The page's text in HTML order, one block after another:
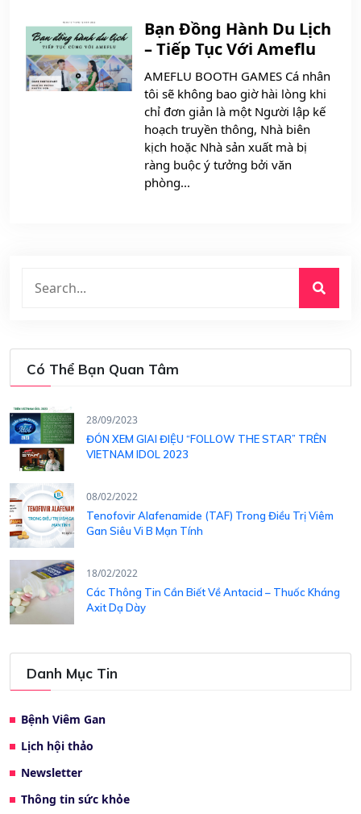
Bạn Đồng Hành Du Lịch
– Tiếp Tục Với Ameflu
AMEFLU BOOTH GAMES Cá nhân
tôi sẽ không bao giờ hài lòng khi
chỉ đơn giản là một Người lập kế
hoạch truyền thông, Nhà biên
kịch hoặc Nhà sản xuất mà bị
ràng buộc ý tưởng bởi văn
phòng...
Có Thể Bạn Quan Tâm
28/09/2023
ĐÓN XEM GIAI ĐIỆU “FOLLOW THE STAR” TRÊN
VIETNAM IDOL 2023
08/02/2022
Tenofovir Alafenamide (TAF) Trong Điều Trị Viêm
Gan Siêu Vi B Mạn Tính
18/02/2022
Các Thông Tin Cần Biết Về Antacid – Thuốc Kháng
Axit Dạ Dày
Danh Mục Tin
Bệnh Viêm Gan
Lịch hội thảo
Newsletter
Thông tin sức khỏe